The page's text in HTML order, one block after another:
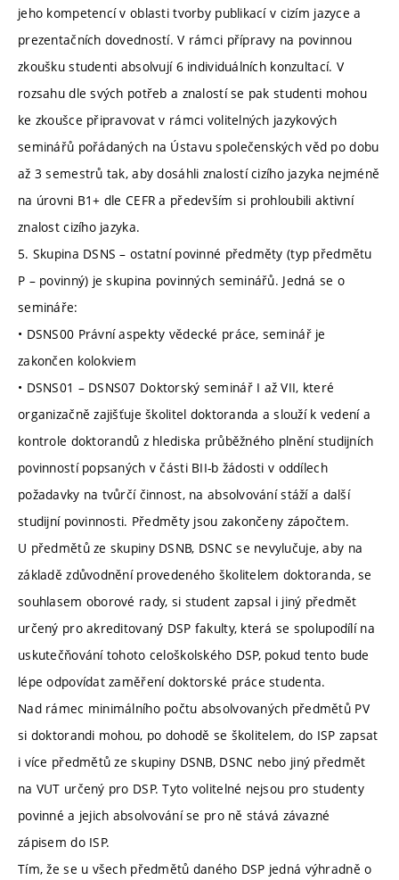
jeho kompetencí v oblasti tvorby publikací v cizím jazyce a
prezentačních dovedností. V rámci přípravy na povinnou
zkoušku studenti absolvují 6 individuálních konzultací. V
rozsahu dle svých potřeb a znalostí se pak studenti mohou
ke zkoušce připravovat v rámci volitelných jazykových
seminářů pořádaných na Ústavu společenských věd po dobu
až 3 semestrů tak, aby dosáhli znalostí cizího jazyka nejméně
na úrovni B1+ dle CEFR a především si prohloubili aktivní
znalost cizího jazyka.
5. Skupina DSNS – ostatní povinné předměty (typ předmětu
P – povinný) je skupina povinných seminářů. Jedná se o
semináře:
• DSNS00 Právní aspekty vědecké práce, seminář je
zakončen kolokviem
• DSNS01 – DSNS07 Doktorský seminář I až VII, které
organizačně zajišťuje školitel doktoranda a slouží k vedení a
kontrole doktorandů z hlediska průběžného plnění studijních
povinností popsaných v části BII-b žádosti v oddílech
požadavky na tvůrčí činnost, na absolvování stáží a další
studijní povinnosti. Předměty jsou zakončeny zápočtem.
U předmětů ze skupiny DSNB, DSNC se nevylučuje, aby na
základě zdůvodnění provedeného školitelem doktoranda, se
souhlasem oborové rady, si student zapsal i jiný předmět
určený pro akreditovaný DSP fakulty, která se spolupodílí na
uskutečňování tohoto celoškolského DSP, pokud tento bude
lépe odpovídat zaměření doktorské práce studenta.
Nad rámec minimálního počtu absolvovaných předmětů PV
si doktorandi mohou, po dohodě se školitelem, do ISP zapsat
i více předmětů ze skupiny DSNB, DSNC nebo jiný předmět
na VUT určený pro DSP. Tyto volitelné nejsou pro studenty
povinné a jejich absolvování se pro ně stává závazné
zápisem do ISP.
Tím, že se u všech předmětů daného DSP jedná výhradně o